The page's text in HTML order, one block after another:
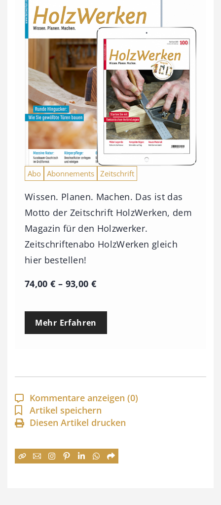
Abo Abonnements Zeitschrift
Wissen. Planen. Machen. Das ist das
Motto der Zeitschrift HolzWerken, dem
Magazin für den Holzwerker.
Zeitschriftenabo HolzWerken gleich
hier bestellen!
74,00€ – 93,00 €P
e
p
a
n
n
:
Mehr Erfahren
Kommentare anzeigen (0)
Artikel speichern
Diesen Artikel drucken